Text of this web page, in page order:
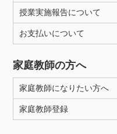
授業実施報告について
お支払いについて
家庭教師の方へ
家庭教師になりたい方へ
家庭教師登録